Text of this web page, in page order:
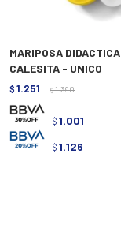
MARIPOSA DIDACTICA
CALESITA - UNICO
$ 1.251 $ 1.390
$ 1.001
$ 1.126